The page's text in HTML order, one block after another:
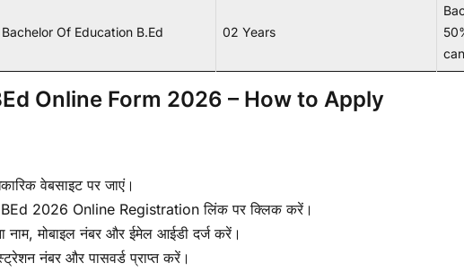
Bachelor Of Education B.Ed 02 Years
Online Form 2026 – How to Apply
वेबसाइट पर जाएं।
2026 Online Registration लिंक पर क्लिक करें।
नाम, मोबाइल नंबर और ईमेल आईडी दर्ज करें।
नंबर और पासवर्ड प्राप्त करें।